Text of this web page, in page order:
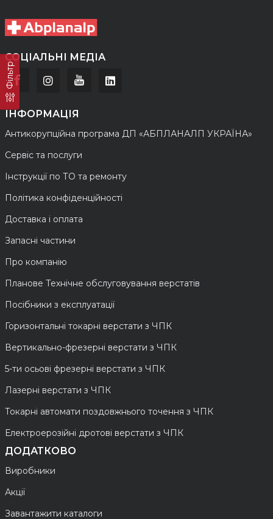
Фільтр
СОЦІАЛЬНІ МЕДІА
ІНФОРМАЦІЯ
Антикорупційна програма ДП «АБПЛАНАЛП УКРАЇНА»
Сервіс та послуги
Інструкції по ТО та ремонту
Політика конфіденційності
Доставка і оплата
Запасні частини
Про компанію
Планове Технічне обслуговування верстатів
Посібники з експлуатації
Горизонтальні токарні верстати з ЧПК
Вертикально-фрезерні верстати з ЧПК
5-ти осьові фрезерні верстати з ЧПК
Лазерні верстати з ЧПК
Токарні автомати поздовжнього точення з ЧПК
Електроерозійні дротові верстати з ЧПК
ДОДАТКОВО
Виробники
Акції
Завантажити каталоги